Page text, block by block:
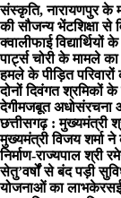
संस्कृति, नारायणपुर के
की सौजन्य भेंटशिक्षा
क्वालीफाई
पार्ट्स चोरी के मामले
हमले के पीड़ित
दोनों दिवंगत श्रमिकों
देगीमजबूत अधोसंरचना
छत्तीसगढ़ : मुख्यमंत्री
मुख्यमंत्री विजय शर्मा ने
निर्माण-राज्यपाल श्री
सेतु’वर्षों से बंद पड़ी
योजनाओं का लाभकेरसई